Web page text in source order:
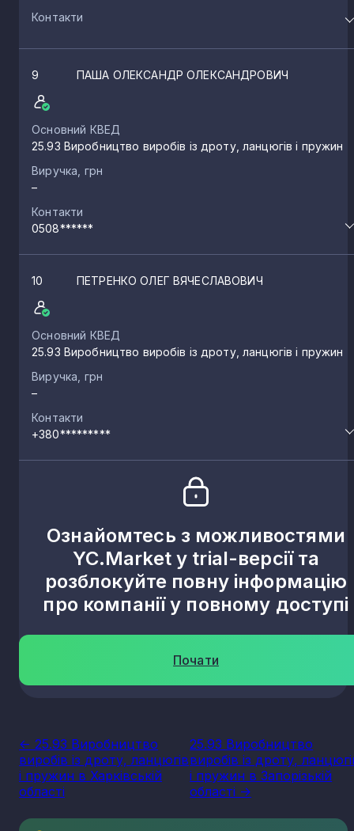
Контакти
9 ПАША ОЛЕКСАНДР ОЛЕКСАНДРОВИЧ
Основний КВЕД
25.93 Виробництво виробів із дроту, ланцюгів і пружин
Виручка, грн
–
Контакти
0508******
10 ПЕТРЕНКО ОЛЕГ ВЯЧЕСЛАВОВИЧ
Основний КВЕД
25.93 Виробництво виробів із дроту, ланцюгів і пружин
Виручка, грн
–
Контакти
+380*********
Ознайомтесь з можливостями
YC.Market у trial-версії та
розблокуйте повну інформацію
про компанії у повному доступі
Почати
<- 25.93 Виробництво
виробів із дроту, ланцюгів
і пружин в Харківській
області
25.93 Виробництво
виробів із дроту,
і пружин в Запорізькій
області ->